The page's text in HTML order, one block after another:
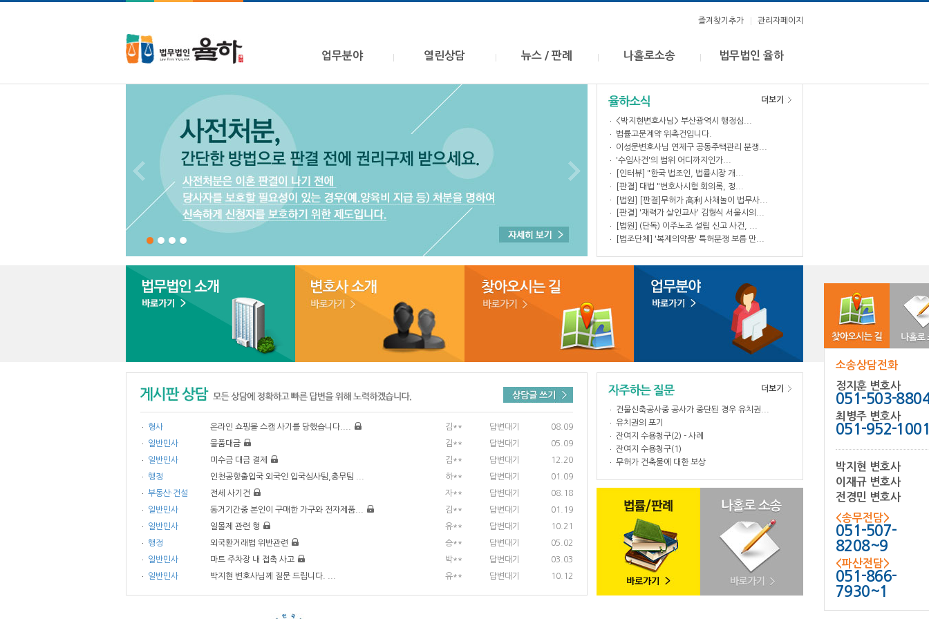
소송상담전화
정지훈 변호사
051-503-
최병주 변호사
051-952-
박지현 변호사
이재규 변호사
전경민 변호사
<송무전담>
051-507-
8208~9
<파산전담>
051-866-
7930~1
즐겨찾기추가 관리자페이지
업무분야 열린상담 뉴스 / 판례 나홀로소송 법무법인 율하
<박지현변호사님> 부산광역시 행정심...
법률고문계약 위촉건입니다.
이성문변호사님 연제구 공동주택관리 분쟁...
'수임사건'의 범위 어디까지인가...
[인터뷰] "한국 법조인, 법률시장 개...
[판결] 대법 "변호사시험 회의록, 정...
[법원] [판결]무허가 高利 사채놀이 법무사...
[판결] '재력가 살인교사' 김형식 서울시의...
[법원] (단독) 이주노조 설립 신고 사건, ...
[법조단체] '복제의약품' 특허분쟁 보름 만...
형사 온라인 쇼핑몰 스캠 사기를 당했습니다.... 김** 답변대기
08.09
일반민사
물품대금 김** 답변대기
05.09
일반민사
미수금 대금 결제 김** 답변대기
12.20
행정
인천공항출입국 외국인 입국심사팀,총무팀 ... 하** 답변대기
01.09
부동산·건설
전세 사기건 자** 답변대기
08.18
일반민사
동거기간중 본인이 구매한 가구와 전자제품... 김** 답변대기
01.19
일반민사
일몰제 관련 형 유** 답변대기
10.21
행정
외국환거래법 위반관련 승** 답변대기
05.02
일반민사
마트 주차장 내 접촉 사고 박** 답변대기
03.03
일반민사
박지현 변호사님께 질문 드립니다. ... 유** 답변대기 10.12
건물신축공사중 공사가 중단된 경우 유치권...
유치권의 포기
잔여지 수용청구(2) - 사례
잔여지 수용청구(1)
무허가 건축물에 대한 보상